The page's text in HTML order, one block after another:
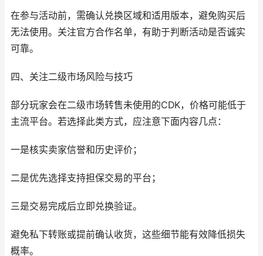
在参与活动前，需确认兑换区域和适用版本，避免购买后
无法使用。关注官方合作名单，有助于判断活动是否诚实
可靠。
四、关注二级市场风险与技巧
部分玩家会在二级市场转售未使用的CDK，价格可能低于
主流平台。若选择此类方式，应注意下面内容几点：
一是核实卖家信誉和历史评价；
二是优先选择支持担保交易的平台；
三是交易完成后立即兑换验证。
避免私下转账或提前确认收货，这些细节能有效降低损失
概率。